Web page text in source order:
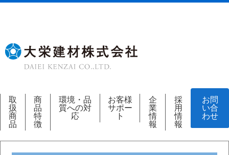
取
扱
商
品
商
品
特
徴
環境・品
質への対
応
お客様
サポー
ト
企
業
情
報
採
用
情
報
お問
い合
わせ